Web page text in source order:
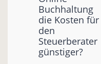
Buchhaltung
die Kosten für
den
Steuerberater
günstiger?